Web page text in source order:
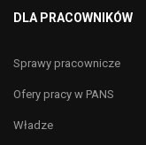
DLA PRACOWNIKÓW
Sprawy pracownicze
Ofery pracy w PANS
Władze